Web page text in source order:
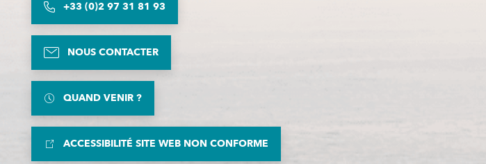
+33 (0)2 97 31 81 93
NOUS CONTACTER
QUAND VENIR ?
ACCESSIBILITÉ SITE WEB NON CONFORME